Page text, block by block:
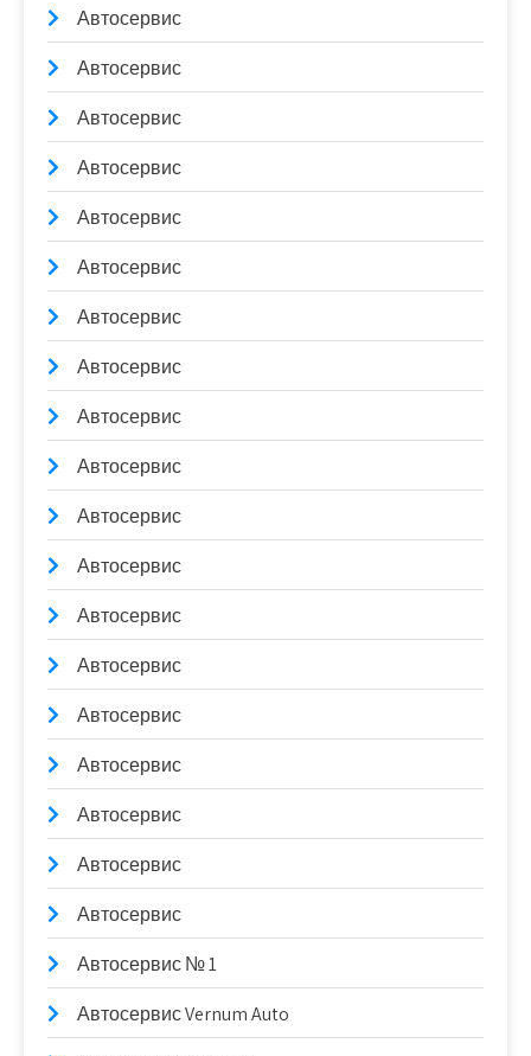
Автосервис
Автосервис
Автосервис
Автосервис
Автосервис
Автосервис
Автосервис
Автосервис
Автосервис
Автосервис
Автосервис
Автосервис
Автосервис
Автосервис
Автосервис
Автосервис
Автосервис
Автосервис
Автосервис
Автосервис № 1
Автосервис Vernum Auto